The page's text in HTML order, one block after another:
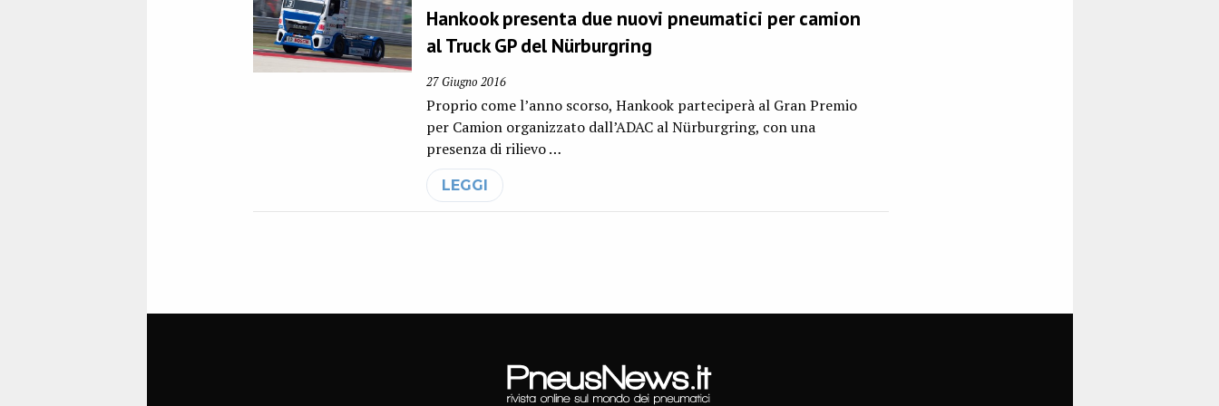
Hankook presenta due nuovi pneumatici per camion
al Truck GP del Nürburgring
27 Giugno 2016
Proprio come l’anno scorso, Hankook parteciperà al Gran Premio
per Camion organizzato dall’ADAC al Nürburgring, con una
presenza di rilievo …
LEGGI